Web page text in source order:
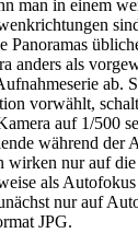
man in einem
Panoramas
anders als
ab.
vorwählt,
auf 1/500
während der
nur auf
als
nur auf
JPG.